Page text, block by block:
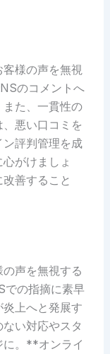
様の声を無視
のコメントへ
た、一貫性の
悪い口コミを
評判管理を成
がけましょ
善すること
声を無視する
での指摘に素早
上へと発展す
い対応やスタ
に。**オンライ